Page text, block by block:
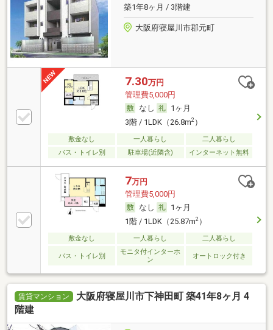
築1年8ヶ月 / 3階建
大阪府寝屋川市郡元町
7.30万円
管理費5,000円
なし
1ヶ月
3階 / 1LDK（26.8m2）
敷金なし 一人暮らし
二人暮らし
バス・トイレ別
駐車場(近隣含) インターネット無料
7万円
管理費5,000円
なし
1ヶ月
1階 / 1LDK（25.87m2）
敷金なし 一人暮らし 二人暮らし
バス・トイレ別
モニタ付インターホ
ン
オートロック付き
賃貸マンション
大阪府寝屋川市下神田町 築41年8ヶ月 4
階建